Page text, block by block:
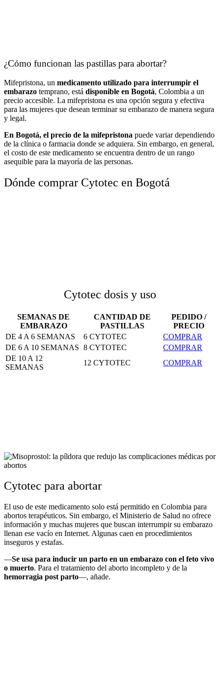
¿Cómo funcionan las pastillas para abortar?
Mifepristona, un medicamento utilizado para interrumpir el
embarazo temprano, está disponible en Bogotá, Colombia a un
precio accesible. La mifepristona es una opción segura y efectiva
para las mujeres que desean terminar su embarazo de manera segura
y legal.
En Bogotá, el precio de la mifepristona puede variar dependiendo
de la clínica o farmacia donde se adquiera. Sin embargo, en general,
el costo de este medicamento se encuentra dentro de un rango
asequible para la mayoría de las personas.
Dónde comprar Cytotec en Bogotá
Cytotec dosis y uso
SEMANAS DE
EMBARAZO
CANTIDAD DE
PASTILLAS
PEDIDO /
PRECIO
DE 4 A 6 SEMANAS
6 CYTOTEC
COMPRAR
DE 6 A 10 SEMANAS 8 CYTOTEC
COMPRAR
DE 10 A 12
SEMANAS
12 CYTOTEC COMPRAR
Cytotec para abortar
El uso de este medicamento solo está permitido en Colombia para
abortos terapéuticos. Sin embargo, el Ministerio de Salud no ofrece
información y muchas mujeres que buscan interrumpir su embarazo
llenan ese vacío en Internet. Algunas caen en procedimientos
inseguros y estafas.
—Se usa para inducir un parto en un embarazo con el feto vivo
o muerto. Para el tratamiento del aborto incompleto y de la
hemorragia post parto—, añade.